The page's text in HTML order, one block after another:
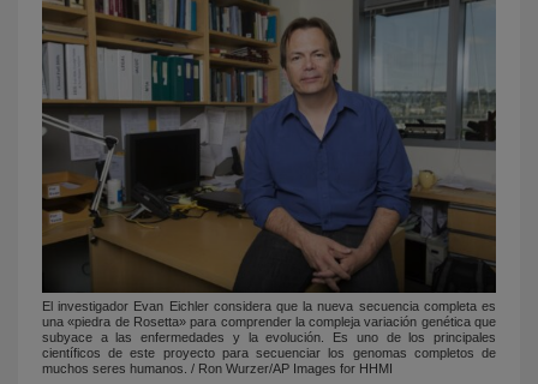
El investigador Evan Eichler considera que la nueva secuencia completa es
una «piedra de Rosetta» para comprender la compleja variación genética que
subyace a las enfermedades y la evolución. Es uno de los principales
científicos de este proyecto para secuenciar los genomas completos de
muchos seres humanos. / Ron Wurzer/AP Images for HHMI